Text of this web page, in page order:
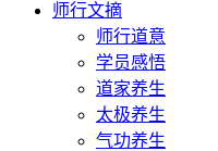
师行文摘
师行道意
学员感悟
道家养生
太极养生
气功养生